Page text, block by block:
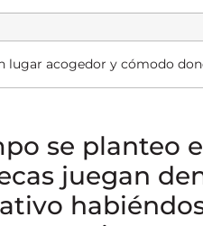
lugar acogedor y cómodo
se planteo
juegan